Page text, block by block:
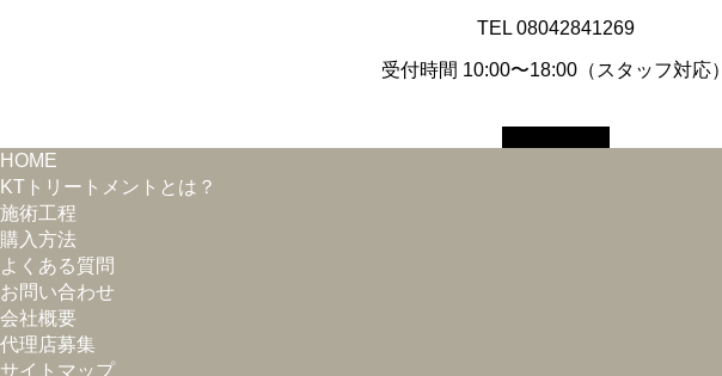
TEL 08042841269
受付時間 10:00〜18:00（スタッフ対応）
HOME
KTトリートメントとは？
施術工程
購入方法
よくある質問
お問い合わせ
会社概要
代理店募集
サイトマップ